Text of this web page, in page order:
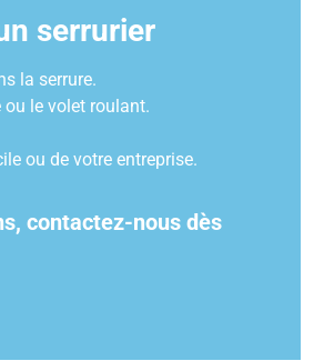
serrurier
la serrure.
le volet roulant.
ou de votre entreprise.
contactez-nous dès